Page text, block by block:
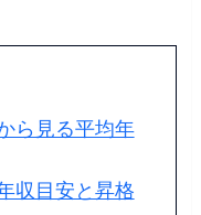
ら見る平均年
収目安と昇格